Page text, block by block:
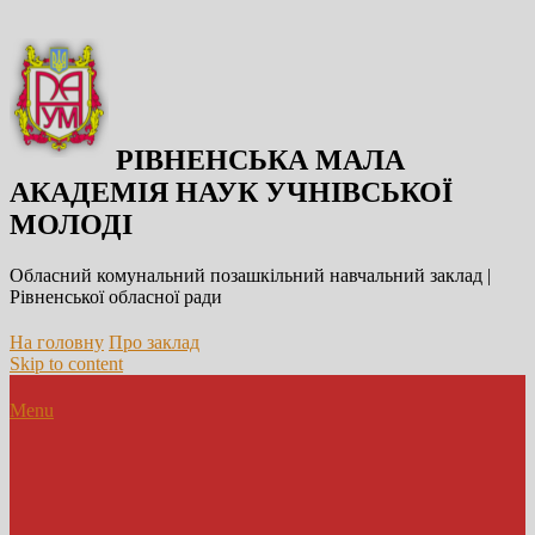
РІВНЕНСЬКА МАЛА
АКАДЕМІЯ НАУК УЧНІВСЬКОЇ
МОЛОДІ
Обласний комунальний позашкільний навчальний заклад |
Рівненської обласної ради
На головну Про заклад
Skip to content
Menu